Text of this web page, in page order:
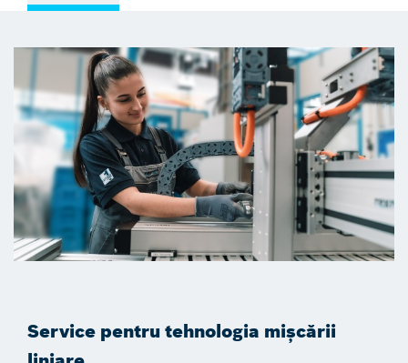
Service pentru tehnologia mișcării